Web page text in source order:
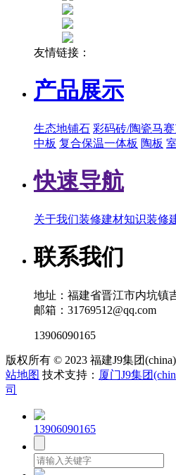
友情链接：
产品展示
生态地铺石 彩码砖/陶瓷马
中板 复合保温一体板 陶板
快速导航
关于我们装修建材知识装修
联系我们
地址：福建省晋江市内坑镇
邮箱：31769512@qq.com
13906090165
版权所有 © 2023 福建J9集团
站地图 技术支持： 厦门J9集团
司
13906090165